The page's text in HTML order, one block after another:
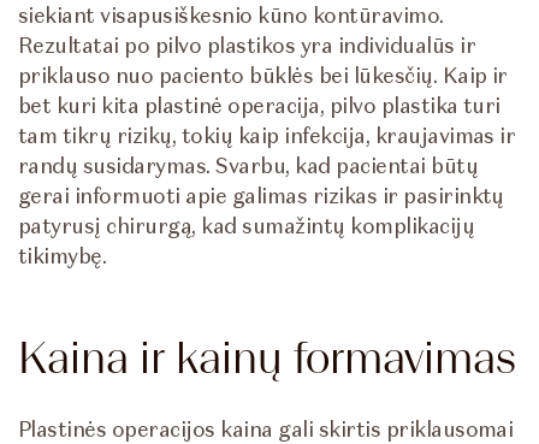
siekiant visapusiškesnio kūno kontūravimo.
Rezultatai po pilvo plastikos yra individualūs ir
priklauso nuo paciento būklės bei lūkesčių. Kaip ir
bet kuri kita plastinė operacija, pilvo plastika turi
tam tikrų rizikų, tokių kaip infekcija, kraujavimas ir
randų susidarymas. Svarbu, kad pacientai būtų
gerai informuoti apie galimas rizikas ir pasirinktų
patyrusį chirurgą, kad sumažintų komplikacijų
tikimybę.
Kaina ir kainų formavimas
Plastinės operacijos kaina gali skirtis priklausomai